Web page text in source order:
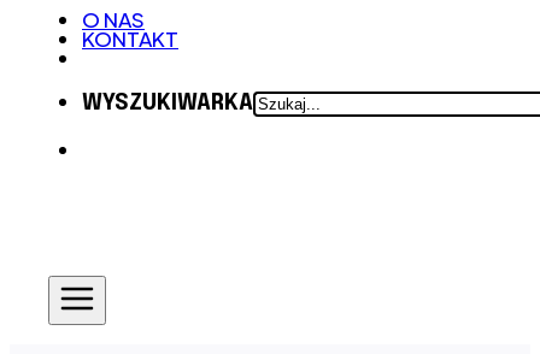
O NAS
KONTAKT
WYSZUKIWARKASZUKAJ